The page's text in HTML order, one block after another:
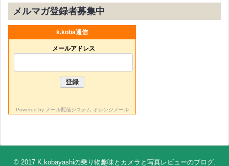
メルマガ登録者募集中
k.koba通信
メールアドレス
Powered by メール配信システム オレンジメール
© 2017 K.kobayashiの乗り物趣味とカメラと写真レビューのブログ.